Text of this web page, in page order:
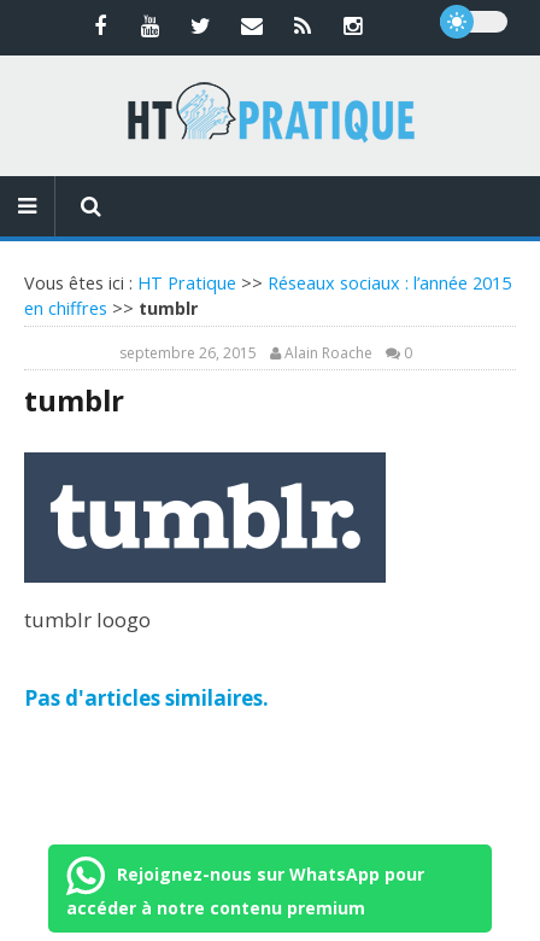
Vous êtes ici : HT Pratique >> Réseaux sociaux : l’année 2015
en chiffres >> tumblr
septembre 26, 2015 Alain Roache 0
tumblr
tumblr loogo
Pas d'articles similaires.
Rejoignez-nous sur WhatsApp pour
accéder à notre contenu premium